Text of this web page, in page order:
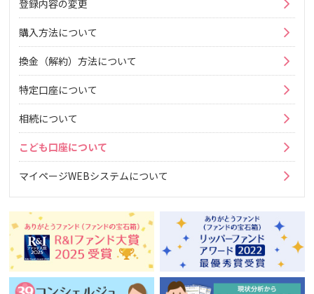
登録内容の変更
購入方法について
換金（解約）方法について
特定口座について
相続について
こども口座について
マイページWEBシステムについて